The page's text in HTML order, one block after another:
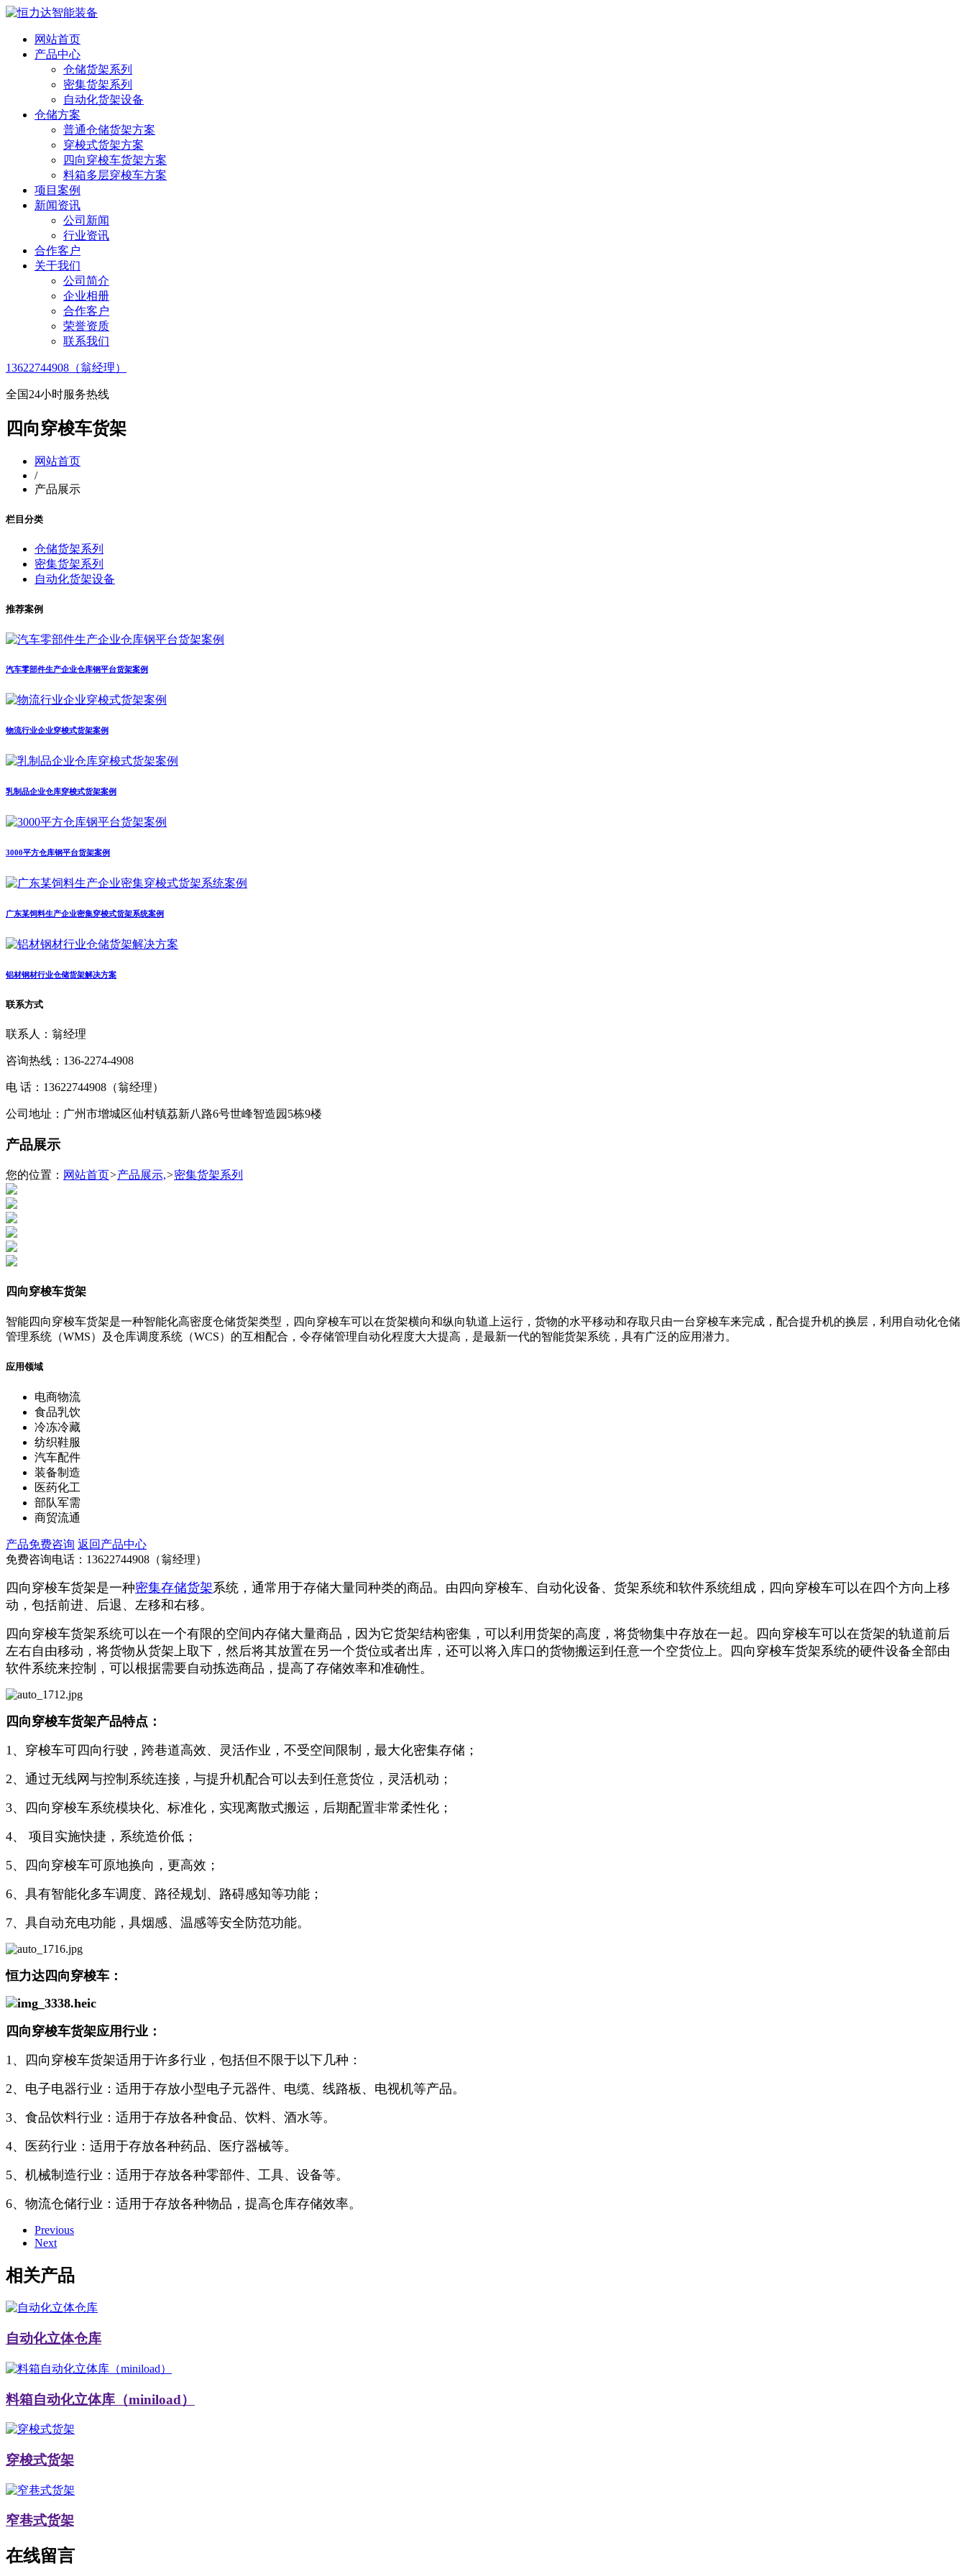
网站首页
产品中心
仓储货架系列
密集货架系列
自动化货架设备
仓储方案
普通仓储货架方案
穿梭式货架方案
四向穿梭车货架方案
料箱多层穿梭车方案
项目案例
新闻资讯
公司新闻
行业资讯
合作客户
关于我们
公司简介
企业相册
合作客户
荣誉资质
联系我们
13622744908（翁经理）
全国24小时服务热线
四向穿梭车货架
网站首页
/
产品展示
栏目分类
仓储货架系列
密集货架系列
自动化货架设备
推荐案例
汽车零部件生产企业仓库钢平台货架案例
物流行业企业穿梭式货架案例
乳制品企业仓库穿梭式货架案例
3000平方仓库钢平台货架案例
广东某饲料生产企业密集穿梭式货架系统案例
铝材钢材行业仓储货架解决方案
联系方式
联系人：翁经理
咨询热线：136-2274-4908
电 话：13622744908（翁经理）
公司地址：广州市增城区仙村镇荔新八路6号世峰智造园5栋9楼
产品展示
您的位置： 网站首页>产品展示,>密集货架系列
四向穿梭车货架
智能四向穿梭车货架是一种智能化高密度仓储货架类型，四向穿梭车可以在货架横向和纵向轨道上运行，货物的水平移动和存取只由一台穿梭车来完成，配合提升机的换层，利用自动化仓储
管理系统（WMS）及仓库调度系统（WCS）的互相配合，令存储管理自动化程度大大提高，是最新一代的智能货架系统，具有广泛的应用潜力。
应用领域
电商物流
食品乳饮
冷冻冷藏
纺织鞋服
汽车配件
装备制造
医药化工
部队军需
商贸流通
产品免费咨询 返回产品中心
免费咨询电话： 13622744908（翁经理）
四向穿梭车货架是一种密集存储货架系统，通常用于存储大量同种类的商品。由四向穿梭车、自动化设备、货架系统和软件系统组成，四向穿梭车可以在四个方向上移
动，包括前进、后退、左移和右移。
四向穿梭车货架系统可以在一个有限的空间内存储大量商品，因为它货架结构密集，可以利用货架的高度，将货物集中存放在一起。四向穿梭车可以在货架的轨道前后
左右自由移动，将货物从货架上取下，然后将其放置在另一个货位或者出库，还可以将入库口的货物搬运到任意一个空货位上。四向穿梭车货架系统的硬件设备全部由
软件系统来控制，可以根据需要自动拣选商品，提高了存储效率和准确性。
四向穿梭车货架产品特点：
1、穿梭车可四向行驶，跨巷道高效、灵活作业，不受空间限制，最大化密集存储；
2、通过无线网与控制系统连接，与提升机配合可以去到任意货位，灵活机动；
3、四向穿梭车系统模块化、标准化，实现离散式搬运，后期配置非常柔性化；
4、 项目实施快捷，系统造价低；
5、四向穿梭车可原地换向，更高效；
6、具有智能化多车调度、路径规划、路碍感知等功能；
7、具自动充电功能，具烟感、温感等安全防范功能。
恒力达四向穿梭车：
四向穿梭车货架应用行业：
1、四向穿梭车货架适用于许多行业，包括但不限于以下几种：
2、电子电器行业：适用于存放小型电子元器件、电缆、线路板、电视机等产品。
3、食品饮料行业：适用于存放各种食品、饮料、酒水等。
4、医药行业：适用于存放各种药品、医疗器械等。
5、机械制造行业：适用于存放各种零部件、工具、设备等。
6、物流仓储行业：适用于存放各种物品，提高仓库存储效率。
Previous
Next
相关产品
自动化立体仓库
料箱自动化立体库（miniload）
穿梭式货架
窄巷式货架
在线留言